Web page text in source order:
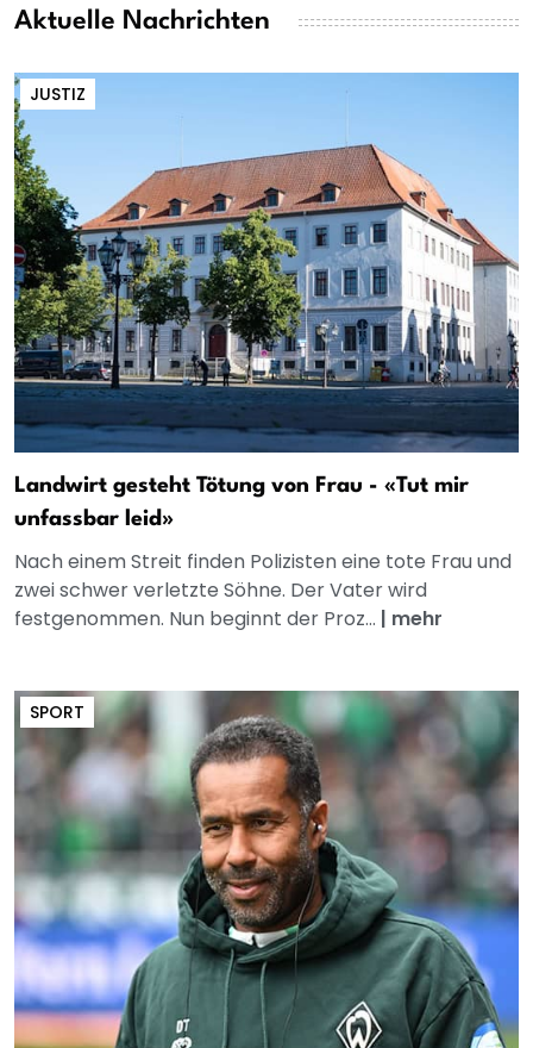
Aktuelle Nachrichten
JUSTIZ
Landwirt gesteht Tötung von Frau - «Tut mir
unfassbar leid»
Nach einem Streit finden Polizisten eine tote Frau und
zwei schwer verletzte Söhne. Der Vater wird
festgenommen. Nun beginnt der Proz... | mehr
SPORT